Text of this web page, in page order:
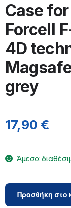
Case
Forcell
4D
grey
17,90 €
Άμεσα
Case
Προσθήκη στο